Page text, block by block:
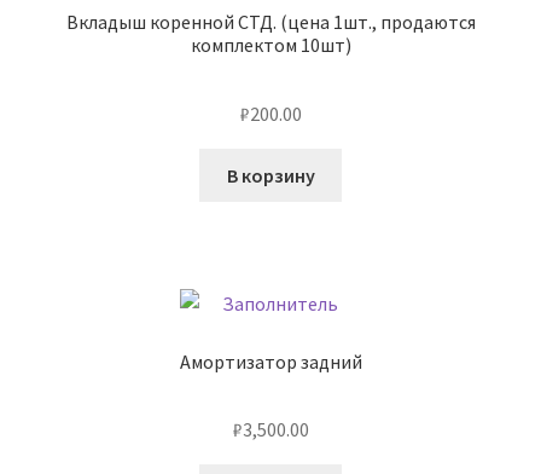
Вкладыш коренной СТД. (цена 1шт., продаются
комплектом 10шт)
₽200.00
В корзину
Амортизатор задний
₽3,500.00